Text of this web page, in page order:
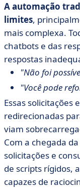
A automação
limites,
mais complexa.
chatbots e das
respostas
"Não foi
"Você pode
Essas
redirecionadas
viam
Com a chegada
solicitações e
de scripts rígidos,
capazes de